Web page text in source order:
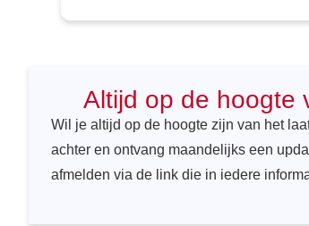
Altijd op de hoogte
Wil je altijd op de hoogte zijn van het
achter en ontvang maandelijks een
afmelden via de link die in iedere